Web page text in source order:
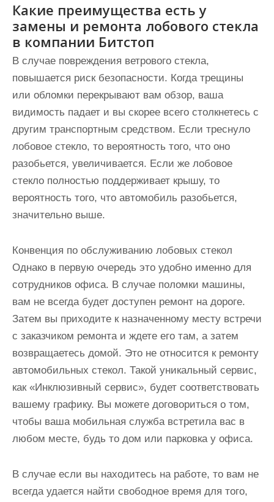
Какие преимущества есть у
замены и ремонта лобового стекла
в компании Битстоп
В случае повреждения ветрового стекла,
повышается риск безопасности. Когда трещины
или обломки перекрывают вам обзор, ваша
видимость падает и вы скорее всего столкнетесь с
другим транспортным средством. Если треснуло
лобовое стекло, то вероятность того, что оно
разобьется, увеличивается. Если же лобовое
стекло полностью поддерживает крышу, то
вероятность того, что автомобиль разобьется,
значительно выше.
Конвенция по обслуживанию лобовых стекол
Однако в первую очередь это удобно именно для
сотрудников офиса. В случае поломки машины,
вам не всегда будет доступен ремонт на дороге.
Затем вы приходите к назначенному месту встречи
с заказчиком ремонта и ждете его там, а затем
возвращаетесь домой. Это не относится к ремонту
автомобильных стекол. Такой уникальный сервис,
как «Инклюзивный сервис», будет соответствовать
вашему графику. Вы можете договориться о том,
чтобы ваша мобильная служба встретила вас в
любом месте, будь то дом или парковка у офиса.
В случае если вы находитесь на работе, то вам не
всегда удается найти свободное время для того,